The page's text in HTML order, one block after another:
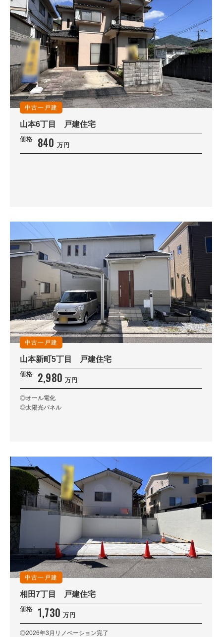
中古一戸建
山本6丁目 戸建住宅
価格 840 万円
中古一戸建
山本新町5丁目 戸建住宅
価格 2,980 万円
◎オール電化
◎太陽光パネル
中古一戸建
相田7丁目 戸建住宅
価格 1,730 万円
◎2026年3月リノベーション完了